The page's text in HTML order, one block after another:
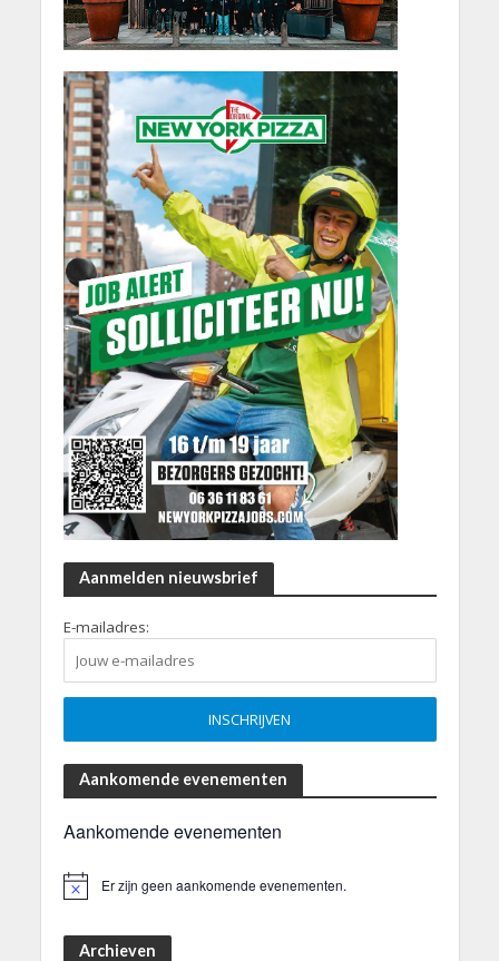
Aanmelden nieuwsbrief
E-mailadres:
Aankomende evenementen
Aankomende evenementen
Er zijn geen aankomende evenementen.
Archieven